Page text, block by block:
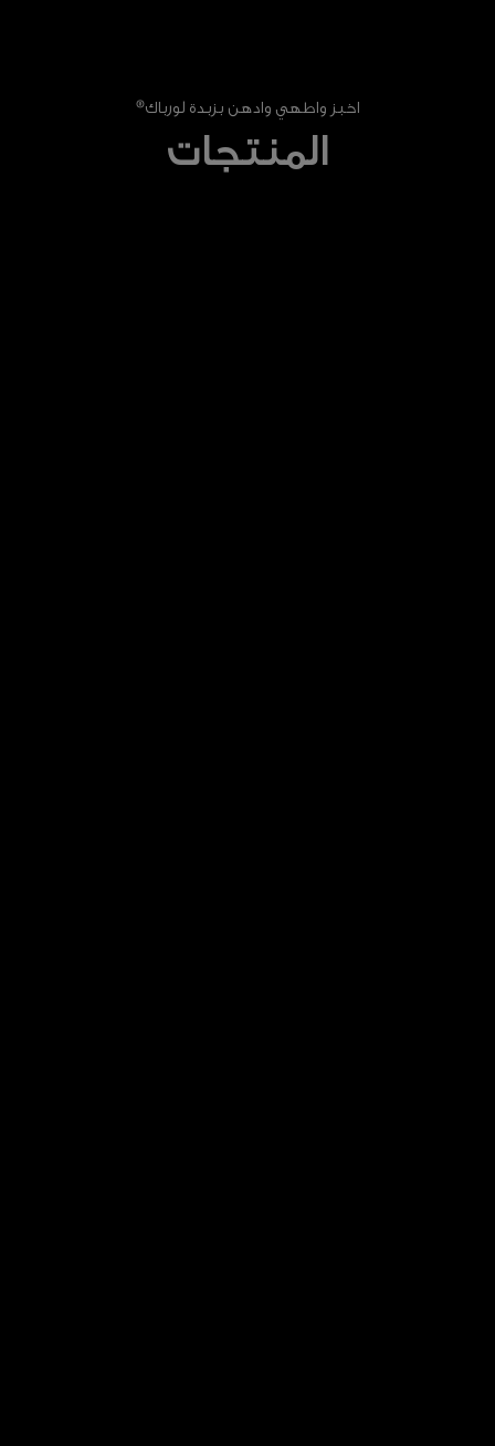
اخبز واطهي وادهن بزبدة لورباك®
المنتجات